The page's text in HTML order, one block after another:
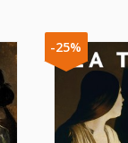
-25%